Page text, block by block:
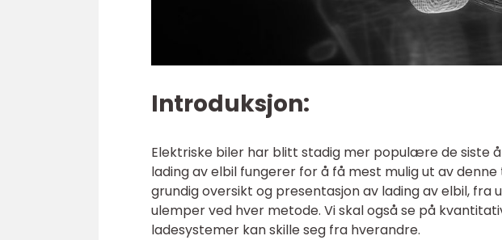
Introduksjon:
Elektriske biler har blitt stadig mer populære de siste
lading av elbil fungerer for å få mest mulig ut av
grundig oversikt og presentasjon av lading av elbil, fra
ulemper ved hver metode. Vi skal også se på
ladesystemer kan skille seg fra hverandre.